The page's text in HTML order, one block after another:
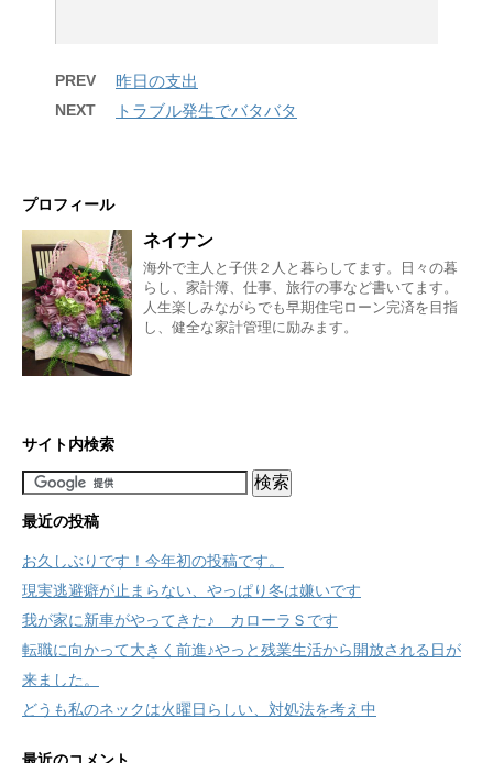
PREV 昨日の支出
NEXT トラブル発生でバタバタ
プロフィール
ネイナン
海外で主人と子供２人と暮らしてます。日々の暮
らし、家計簿、仕事、旅行の事など書いてます。
人生楽しみながらでも早期住宅ローン完済を目指
し、健全な家計管理に励みます。
サイト内検索
最近の投稿
お久しぶりです！今年初の投稿です。
現実逃避癖が止まらない、やっぱり冬は嫌いです
我が家に新車がやってきた♪ カローラＳです
転職に向かって大きく前進♪やっと残業生活から開放される日が
来ました。
どうも私のネックは火曜日らしい、対処法を考え中